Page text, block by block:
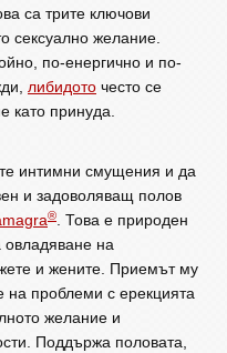
са трите ключови
сексуално желание.
по-енергично и по-
либидото често се
като принуда.
интимни смущения и да
и задоволяващ полов
®. Това е природен
овладяване на
и жените. Приемът му
на проблеми с ерекцията
желание и
Поддържа половата,